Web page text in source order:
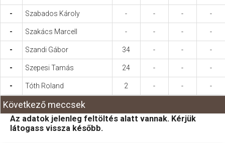
- Szabados Károly - - - -
- Szakács Marcell - - - -
- Szandi Gábor 34 - - -
- Szepesi Tamás 24 - - -
- Tóth Roland 2 - - -
Következő meccsek
Az adatok jelenleg feltöltés alatt vannak. Kérjük
látogass vissza később.